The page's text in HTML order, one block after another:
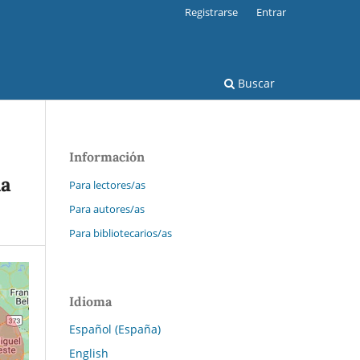
Buscar
Registrarse Entrar
Información
Para lectores/as
Para autores/as
Para bibliotecarios/as
Idioma
Español (España)
English